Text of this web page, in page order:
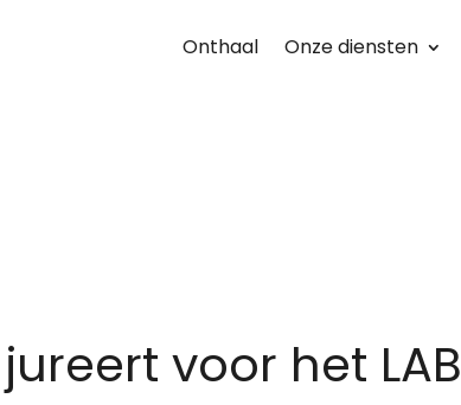
Onthaal Onze diensten
voor het LAB